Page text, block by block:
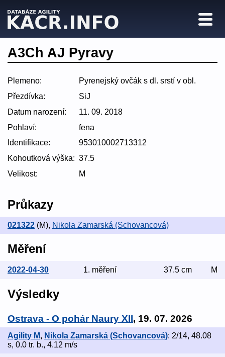
A3Ch AJ Pyravy
Plemeno:
Pyrenejský ovčák s dl. srstí v obl.
Přezdívka:
SiJ
Datum narození:
11. 09. 2018
Pohlaví:
fena
Identifikace:
953010002713312
Kohoutková výška: 37.5
Velikost:
M
Průkazy
021322 (M), Nikola Zamarská (Schovancová)
Měření
2022-04-30 1. měření 37.5 cm M
Výsledky
Ostrava - O pohár Naury XII, 19. 07. 2026
Agility M, Nikola Zamarská (Schovancová): 2/14, 48.08
s, 0.0 tr. b., 4.12 m/s